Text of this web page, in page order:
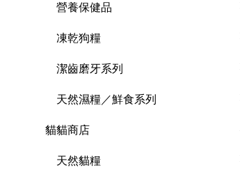
營養保健品
凍乾狗糧
潔齒磨牙系列
天然濕糧／鮮食系列
貓貓商店
天然貓糧